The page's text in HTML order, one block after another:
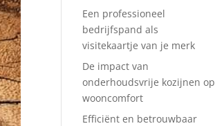
Een professioneel
bedrijfspand als
visitekaartje van je merk
De impact van
onderhoudsvrije kozijnen op
wooncomfort
Efficiënt en betrouwbaar